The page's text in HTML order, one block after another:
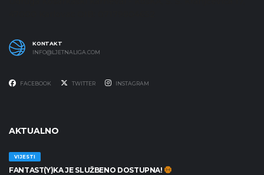
KONTAKT
INFO@LJETNALIGA.COM
FACEBOOK TWITTER INSTAGRAM
AKTUALNO
VIJESTI
FANTAST(Y)KA JE SLUŽBENO DOSTUPNA!